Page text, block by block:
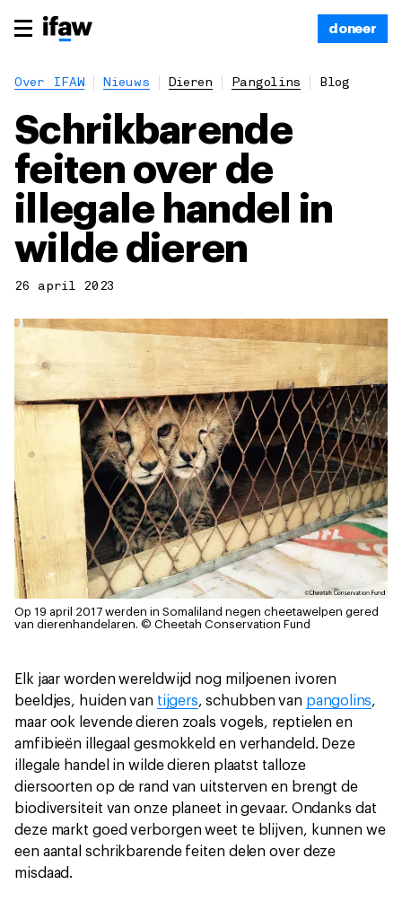
doneer
Over IFAW Nieuws Dieren Pangolins Blog
Schrikbarende
feiten over de
illegale handel in
wilde dieren
26 april 2023
Op 19 april 2017 werden in Somaliland negen cheetawelpen gered
van dierenhandelaren. © Cheetah Conservation Fund
Elk jaar worden wereldwijd nog miljoenen ivoren
beeldjes, huiden van tijgers, schubben van pangolins,
maar ook levende dieren zoals vogels, reptielen en
amfibieën illegaal gesmokkeld en verhandeld. Deze
illegale handel in wilde dieren plaatst talloze
diersoorten op de rand van uitsterven en brengt de
biodiversiteit van onze planeet in gevaar. Ondanks dat
deze markt goed verborgen weet te blijven, kunnen we
een aantal schrikbarende feiten delen over deze
misdaad.